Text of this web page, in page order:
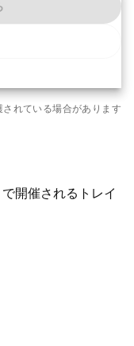
れている場合があります
開催されるトレイ